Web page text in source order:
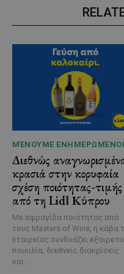
ΜΈΝΟΥΜΕ ΕΝΗΜΕΡΩΜΈΝΟΙ
Διεθνώς
κρασιά στην κορυφαία
σχέση ποιότητας-τιμής
από τη Lidl Κύπρου
Με σφραγίδα ποιότητας από
τους Masters of Wine, η κάβα
εταιρείας συνδυάζει
ποικιλία, διεθνείς διακρίσεις
και...